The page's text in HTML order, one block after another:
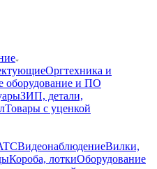
Оргтехника и
оборудование и ПО
ЗИП, детали,
Товары с уценкой
ВидеонаблюдениеВилки,
Короба, лоткиОборудование